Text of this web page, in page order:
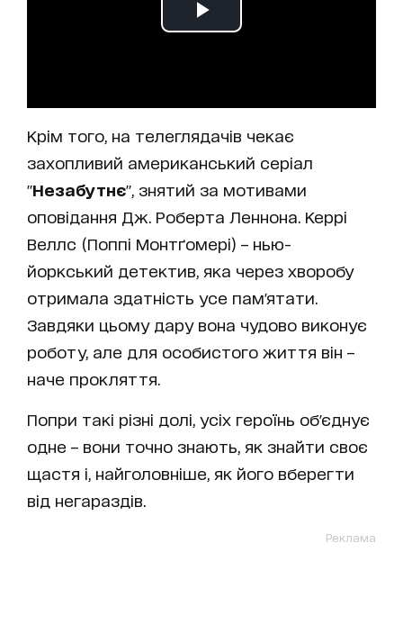
Крім того, на телеглядачів чекає
захопливий американський серіал
"Незабутнє", знятий за мотивами
оповідання Дж. Роберта Леннона. Керрі
Веллс (Поппі Монтґомері) – нью-
йоркський детектив, яка через хворобу
отримала здатність усе пам'ятати.
Завдяки цьому дару вона чудово виконує
роботу, але для особистого життя він –
наче прокляття.
Попри такі різні долі, усіх героїнь об'єднує
одне – вони точно знають, як знайти своє
щастя і, найголовніше, як його вберегти
від негараздів.
Реклама